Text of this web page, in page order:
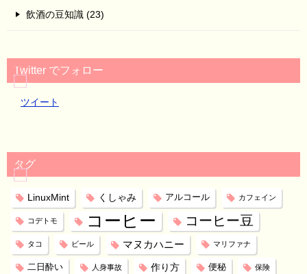
飲酒の豆知識 (23)
Twitter でフォロー
ツイート
タグ
LinuxMint くしゃみ アルコール カフェイン
コデトモ コーヒー コーヒー豆
タコ ビール マヌカハニー マリファナ
二日酔い 人身事故 作り方 便秘 保険